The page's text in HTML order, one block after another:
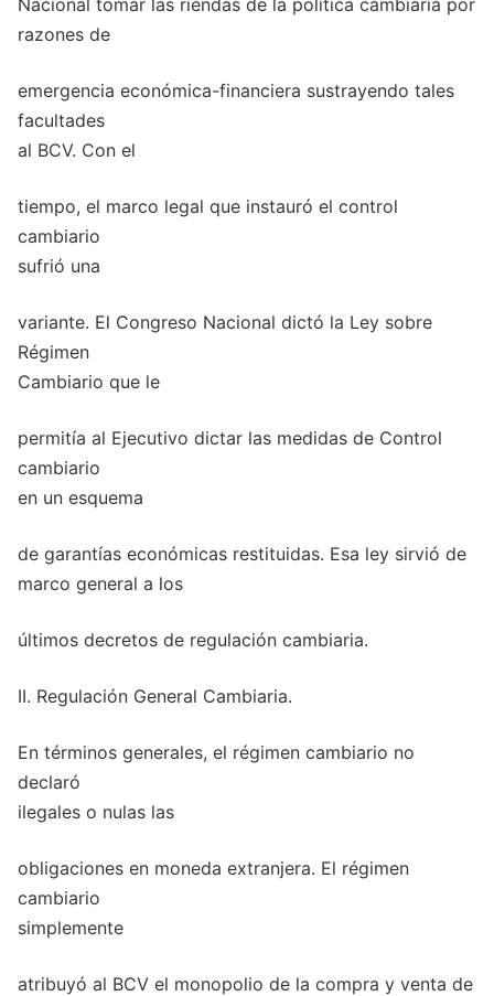
Nacional tomar las riendas de la política cambiaria por
razones de
emergencia económica-financiera sustrayendo tales
facultades
al BCV. Con el
tiempo, el marco legal que instauró el control
cambiario
sufrió una
variante. El Congreso Nacional dictó la Ley sobre
Régimen
Cambiario que le
permitía al Ejecutivo dictar las medidas de Control
cambiario
en un esquema
de garantías económicas restituidas. Esa ley sirvió de
marco general a los
últimos decretos de regulación cambiaria.
II. Regulación General Cambiaria.
En términos generales, el régimen cambiario no
declaró
ilegales o nulas las
obligaciones en moneda extranjera. El régimen
cambiario
simplemente
atribuyó al BCV el monopolio de la compra y venta de